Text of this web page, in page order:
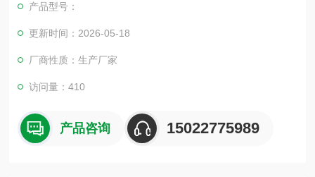
产品型号：
更新时间：2026-05-18
厂商性质：生产厂家
访问量：410
产品咨询 15022775989